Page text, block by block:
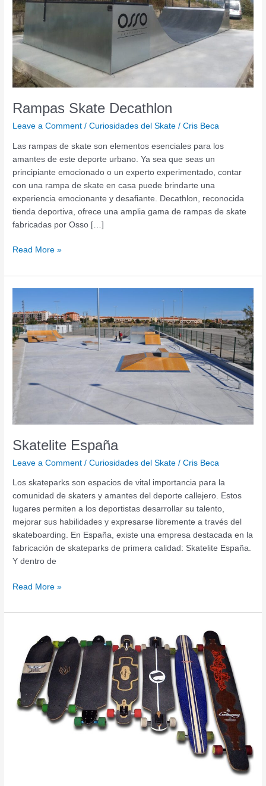
Rampas Skate Decathlon
Leave a Comment /Curiosidades del Skate /Cris Beca
Las rampas de skate son elementos esenciales para los
amantes de este deporte urbano. Ya sea que seas un
principiante emocionado o un experto experimentado, contar
con una rampa de skate en casa puede brindarte una
experiencia emocionante y desafiante. Decathlon, reconocida
tienda deportiva, ofrece una amplia gama de rampas de skate
fabricadas por Osso […]
Read More »
Skatelite España
Leave a Comment /Curiosidades del Skate /Cris Beca
Los skateparks son espacios de vital importancia para la
comunidad de skaters y amantes del deporte callejero. Estos
lugares permiten a los deportistas desarrollar su talento,
mejorar sus habilidades y expresarse libremente a través del
skateboarding. En España, existe una empresa destacada en la
fabricación de skateparks de primera calidad: Skatelite España.
Y dentro de
España
Read More »
skates
for
skateboarding